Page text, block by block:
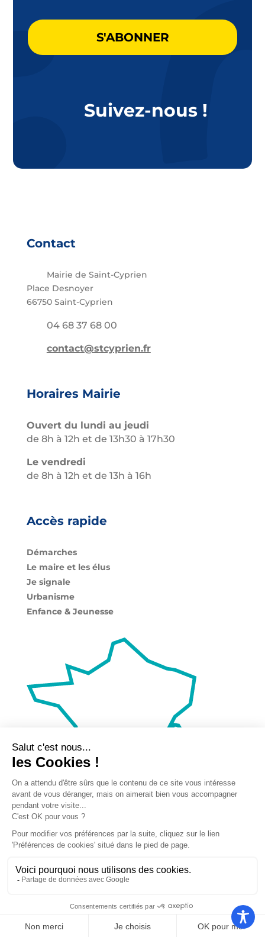
Suivez-nous !
Contact
Mairie de Saint-Cyprien
Place Desnoyer
66750 Saint-Cyprien
04 68 37 68 00
contact@stcyprien.fr
Horaires Mairie
Ouvert du lundi au jeudi
de 8h à 12h et de 13h30 à 17h30
Le vendredi
de 8h à 12h et de 13h à 16h
Accès rapide
Démarches
Le maire et les élus
Je signale
Urbanisme
Enfance & Jeunesse
Nos autres sites